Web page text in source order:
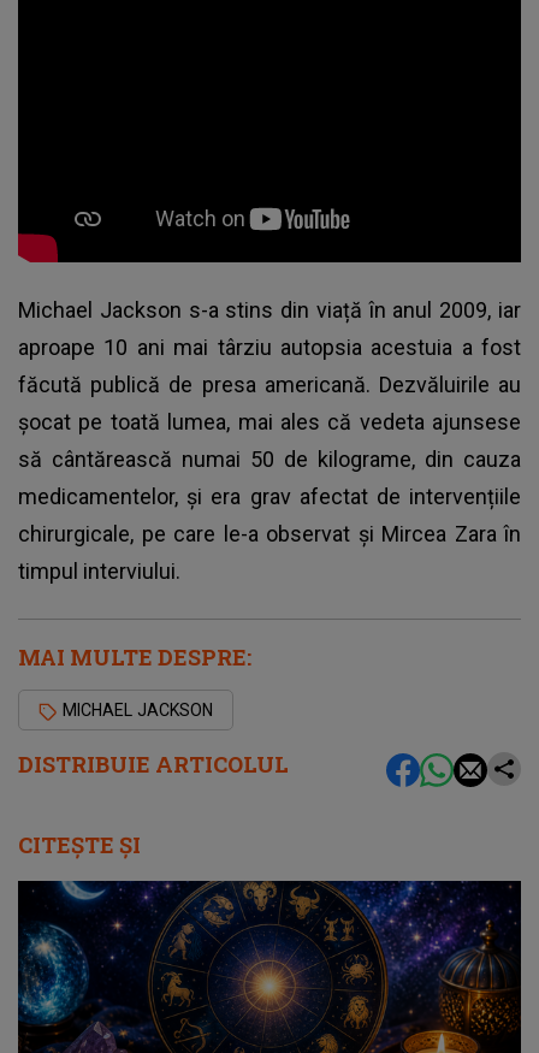
DISTRIBUIE ARTICOLUL
Michael Jackson s-a stins din viață în anul 2009, iar
aproape 10 ani mai târziu autopsia acestuia a fost
făcută publică de presa americană. Dezvăluirile au
șocat pe toată lumea, mai ales că vedeta ajunsese
să cântărească numai 50 de kilograme, din cauza
medicamentelor, și era grav afectat de intervențiile
chirurgicale, pe care le-a observat și Mircea Zara în
timpul interviului.
MAI MULTE DESPRE:
MICHAEL JACKSON
CITEȘTE ȘI